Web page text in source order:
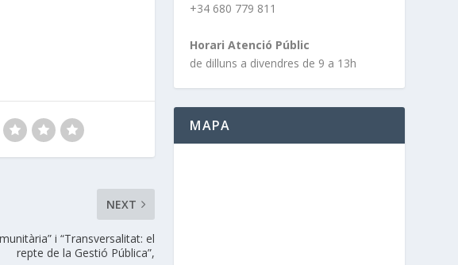
NEXT
i “Transversalitat: el
repte de la Gestió Pública”,
+34 680 779 811
Horari Atenció Públic
de dilluns a divendres de 9 a 13h
MAPA